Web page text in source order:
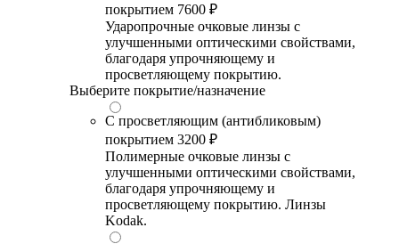
покрытием 7600 ₽
Ударопрочные очковые линзы с
улучшенными оптическими свойствами,
благодаря упрочняющему и
просветляющему покрытию.
Выберите покрытие/назначение
С просветляющим (антибликовым)
покрытием 3200 ₽
Полимерные очковые линзы с
улучшенными оптическими свойствами,
благодаря упрочняющему и
просветляющему покрытию. Линзы
Kodak.